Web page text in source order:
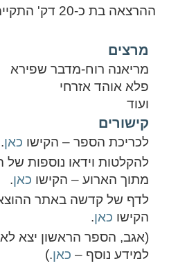
ההרצאה בת כ-20 דק' התקיימה ב-Zoom.
מרצים
מריאנה רוח-מדבר שפירא
פלא אוהד אזרחי
ועוד
קישורים
לכריכת הספר – הקישו כאן.
להקלטות וידאו נוספות של
מתוך הארוע – הקישו כאן.
לדף של קדשה באתר
הקישו כאן.
(אגב, הספר הראשון יצא
למידע נוסף – כאן.)